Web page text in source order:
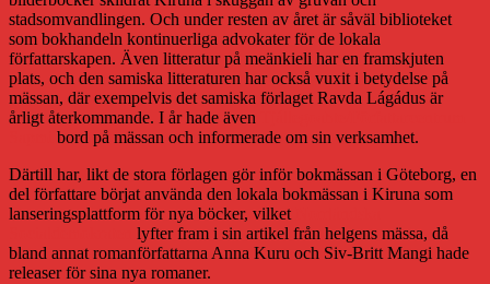
stadsomvandlingen. Och under resten av året är såväl biblioteket
som bokhandeln kontinuerliga advokater för de lokala
författarskapen. Även litteratur på meänkieli har en framskjuten
plats, och den samiska litteraturen har också vuxit i betydelse på
mässan, där exempelvis det samiska förlaget Ravda Lágádus är
årligt återkommande. I år hade även
bord på mässan och informerade om sin verksamhet.
Därtill har, likt de stora förlagen gör inför bokmässan i Göteborg, en
del författare börjat använda den lokala bokmässan i Kiruna som
lanseringsplattform för nya böcker, vilket
lyfter fram i sin artikel från helgens mässa, då
bland annat romanförfattarna Anna Kuru och Siv-Britt Mangi hade
releaser för sina nya romaner.